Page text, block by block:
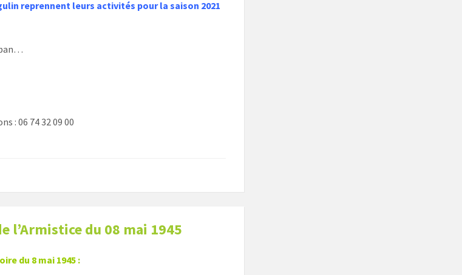
reprennent leurs activités pour la saison 2021
: 06 74 32 09 00
l’Armistice du 08 mai 1945
du 8 mai 1945 :